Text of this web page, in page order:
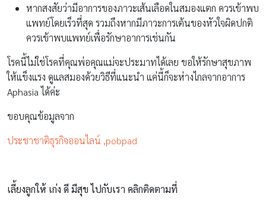
หากสงสัยว่ามีอาการของภาวะเส้นเลือดในสมองแตก ควรเข้าพบ
แพทย์โดยเร็วที่สุด รวมถึงหากมีภาวะการเต้นของหัวใจผิดปกติ
ควรเข้าพบแพทย์เพื่อรักษาอาการเช่นกัน
โรคนี้ไม่ใช่โรคที่คุณพ่อคุณแม่จะประมาทได้เลย ขอให้รักษาสุขภาพ
ให้แข็งแรง ดูแลสมองด้วยวิธีที่แนะนำ แค่นี้ก็จะห่างไกลจากอาการ
Aphasia ได้ค่ะ
ขอบคุณข้อมูลจาก
ประชาชาติธุรกิจออนไลน์ ,pobpad
เลี้ยงลูกให้ เก่ง ดี มีสุข ไปกับเรา คลิกติดตามที่